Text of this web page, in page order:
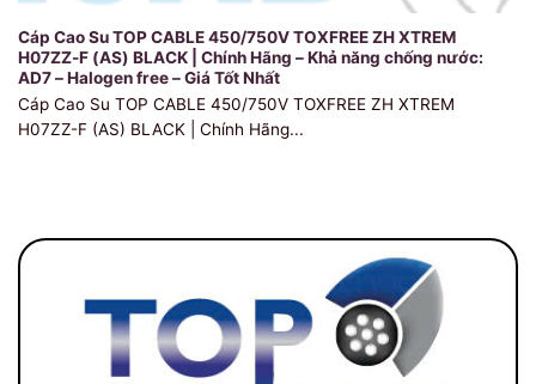
Cáp Cao Su TOP CABLE 450/750V TOXFREE ZH XTREM
H07ZZ-F (AS) BLACK | Chính Hãng – Khả năng chống nước:
AD7 – Halogen free – Giá Tốt Nhất
Cáp Cao Su TOP CABLE 450/750V TOXFREE ZH XTREM
H07ZZ-F (AS) BLACK | Chính Hãng...